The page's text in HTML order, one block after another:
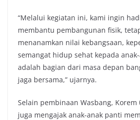
“Melalui kegiatan ini, kami ingin
membantu pembangunan fisik,
menanamkan nilai kebangsaan,
semangat hidup sehat kepada
adalah bagian dari masa depan
jaga bersama,” ujarnya.
Selain pembinaan Wasbang, Korem
juga mengajak anak-anak panti